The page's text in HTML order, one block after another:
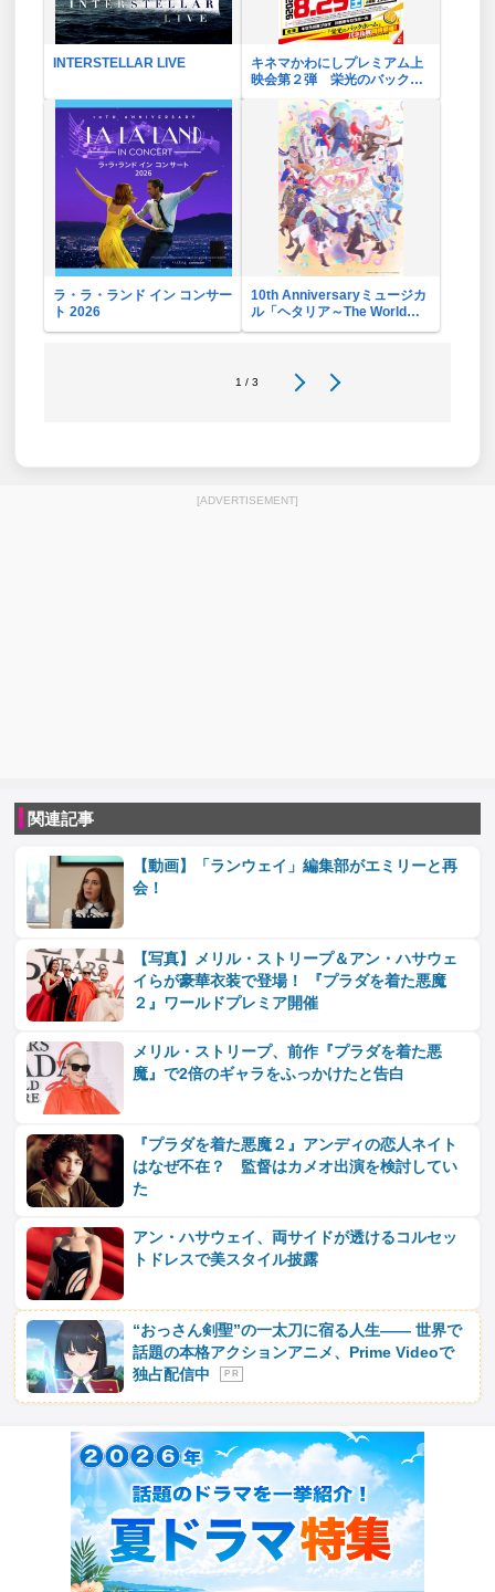
INTERSTELLAR LIVE
キネマかわにしプレミアム上
映会第２弾 栄光のバックホ
ラ・ラ・ランド イン コンサー
ト 2026
10th Anniversaryミュージカ
ル「ヘタリア～The World
1 / 3
[ADVERTISEMENT]
関連記事
【動画】「ランウェイ」編集部がエミリーと再
会！
【写真】メリル・ストリープ＆アン・ハサウェ
イらが豪華衣装で登場！ 『プラダを着た悪魔
２』ワールドプレミア開催
メリル・ストリープ、前作『プラダを着た悪
魔』で2倍のギャラをふっかけたと告白
『プラダを着た悪魔２』アンディの恋人ネイト
はなぜ不在？ 監督はカメオ出演を検討してい
た
アン・ハサウェイ、両サイドが透けるコルセッ
トドレスで美スタイル披露
“おっさん剣聖”の一太刀に宿る人生―― 世界で
話題の本格アクションアニメ、Prime Videoで
独占配信中
P R